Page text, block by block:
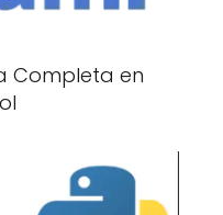
Completa en